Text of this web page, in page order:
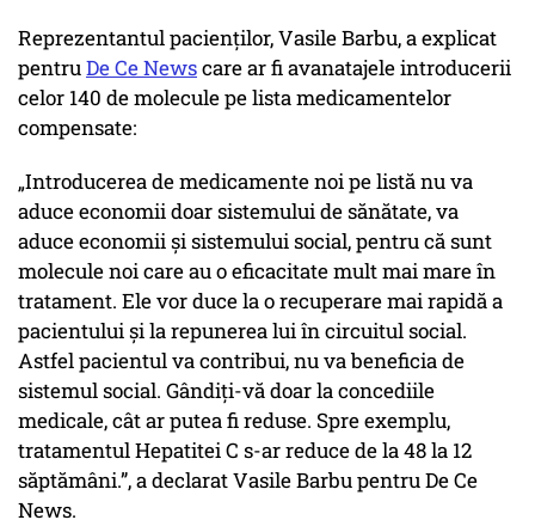
Reprezentantul pacienților, Vasile Barbu, a explicat
pentruDe Ce Newscare ar fi avanatajele introducerii
celor 140 de molecule pe lista medicamentelor
compensate:
„Introducerea de medicamente noi pe listă nu va
aduce economii doar sistemului de sănătate, va
aduce economii și sistemului social, pentru că sunt
molecule noi care au o eficacitate mult mai mare în
tratament. Ele vor duce la o recuperare mai rapidă a
pacientului și la repunerea lui în circuitul social.
Astfel pacientul va contribui, nu va beneficia de
sistemul social. Gândiți-vă doar la concediile
medicale, cât ar putea fi reduse. Spre exemplu,
tratamentul Hepatitei C s-ar reduce de la 48 la 12
săptămâni.”, a declarat Vasile Barbu pentru De Ce
News.